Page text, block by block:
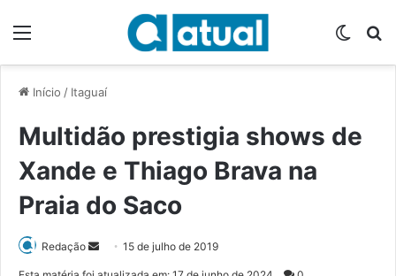
Início / Itaguaí
Multidão prestigia shows de
Xande e Thiago Brava na
Praia do Saco
Redação 15 de julho de 2019